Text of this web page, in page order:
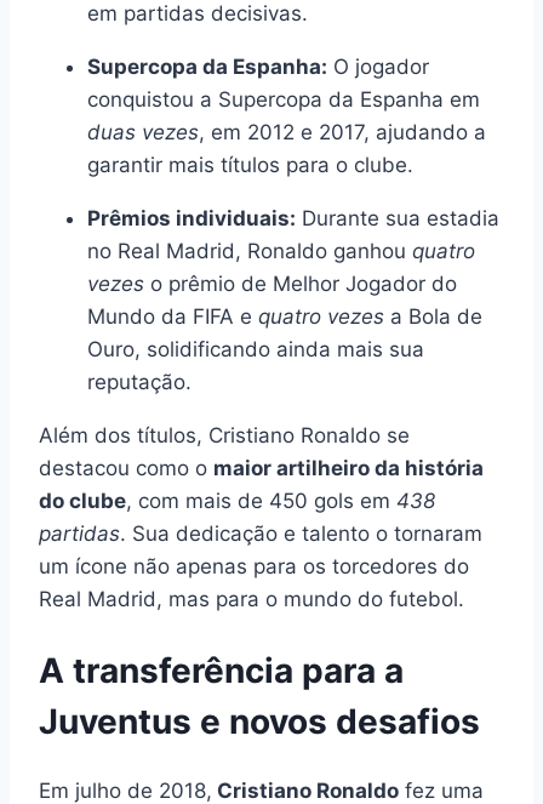
em partidas decisivas.
Supercopa da Espanha: O jogador
conquistou a Supercopa da Espanha em
duas vezes, em 2012 e 2017, ajudando a
garantir mais títulos para o clube.
Prêmios individuais: Durante sua estadia
no Real Madrid, Ronaldo ganhou quatro
vezes o prêmio de Melhor Jogador do
Mundo da FIFA e quatro vezes a Bola de
Ouro, solidificando ainda mais sua
reputação.
Além dos títulos, Cristiano Ronaldo se
destacou como o maior artilheiro da história
do clube, com mais de 450 gols em 438
partidas. Sua dedicação e talento o tornaram
um ícone não apenas para os torcedores do
Real Madrid, mas para o mundo do futebol.
A transferência para a
Juventus e novos desafios
Em julho de 2018, Cristiano Ronaldo fez uma